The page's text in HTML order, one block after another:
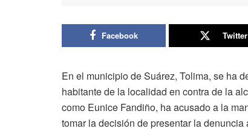
Facebook Twitter
En el municipio de Suárez, Tolima, se ha
habitante de la localidad en contra de la
como Eunice Fandiño, ha acusado a la
tomar la decisión de presentar la